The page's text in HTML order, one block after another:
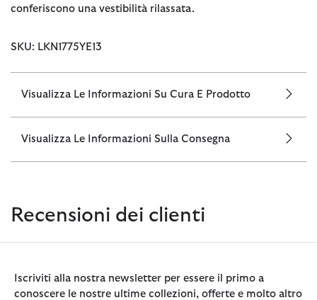
conferiscono una vestibilità rilassata.
SKU: LKN1775YE13
Visualizza Le Informazioni Su Cura E Prodotto
Visualizza Le Informazioni Sulla Consegna
Recensioni dei clienti
Iscriviti alla nostra newsletter per essere il primo a
conoscere le nostre ultime collezioni, offerte e molto altro